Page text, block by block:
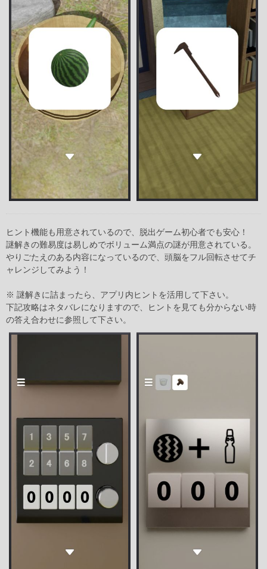
ヒント機能も用意されているので、脱出ゲーム初心者でも安心！
謎解きの難易度は易しめでボリューム満点の謎が用意されている。
やりごたえのある内容になっているので、頭脳をフル回転させてチ
ャレンジしてみよう！
※ 謎解きに詰まったら、アプリ内ヒントを活用して下さい。
下記攻略はネタバレになりますので、ヒントを見ても分からない時
の答え合わせに参照して下さい。